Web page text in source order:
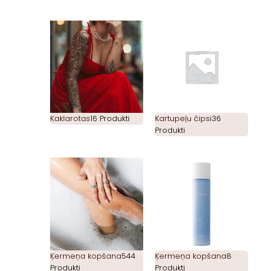
Kaklarotas16 Produkti Kartupeļu čipsi36
Produkti
Ķermeņa kopšana544
Produkti
Ķermeņa kopšana8
Produkti